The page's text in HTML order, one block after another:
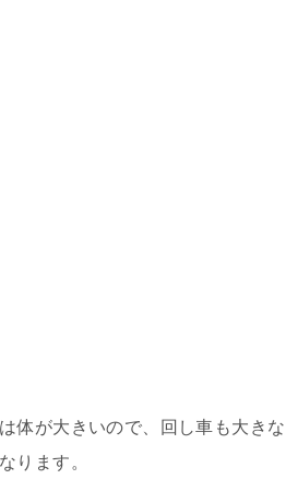
体が大きいので、回し車も大きな
ります。